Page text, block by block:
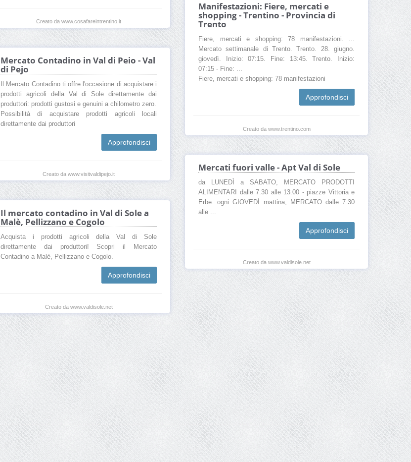
Manifestazioni: Fiere, mercati e
shopping - Trentino - Provincia di
Trento
Fiere, mercati e shopping: 78 manifestazioni. ...
Mercato settimanale di Trento. Trento. 28. giugno.
giovedì. Inizio: 07:15. Fine: 13:45. Trento. Inizio:
07:15 - Fine: ...
Fiere, mercati e shopping: 78 manifestazioni
Approfondisci
Creato da www.trentino.com
Creato da www.cosafareintrentino.it
Mercato Contadino in Val di Peio - Val
di Pejo
Il Mercato Contadino ti offre l'occasione di acquistare i
prodotti agricoli della Val di Sole direttamente dai
produttori: prodotti gustosi e genuini a chilometro zero.
Possibilità di acquistare prodotti agricoli locali
direttamente dai produttori
Approfondisci
Creato da www.visitvaldipejo.it
Mercati fuori valle - Apt Val di Sole
da LUNEDÌ a SABATO, MERCATO PRODOTTI
ALIMENTARI dalle 7.30 alle 13.00 - piazze Vittoria e
Erbe. ogni GIOVEDÌ mattina, MERCATO dalle 7.30
alle ...
Approfondisci
Creato da www.valdisole.net
Il mercato contadino in Val di Sole a
Malè, Pellizzano e Cogolo
Acquista i prodotti agricoli della Val di Sole
direttamente dai produttori! Scopri il Mercato
Contadino a Malè, Pellizzano e Cogolo.
Approfondisci
Creato da www.valdisole.net